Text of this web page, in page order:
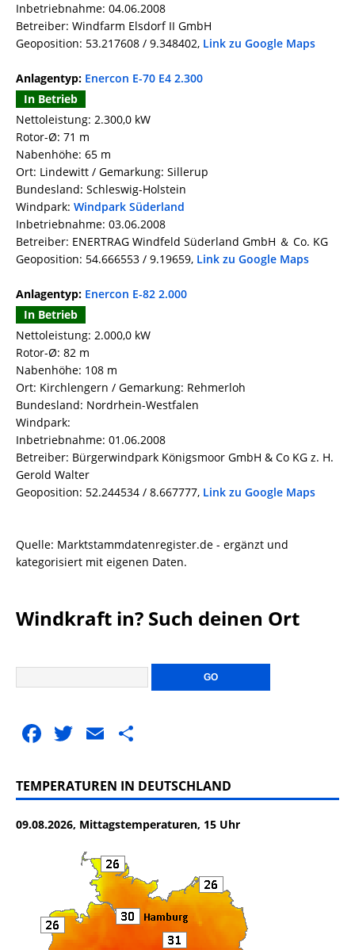
Inbetriebnahme: 04.06.2008
Betreiber: Windfarm Elsdorf II GmbH
Geoposition: 53.217608 / 9.348402, Link zu Google Maps
Anlagentyp: Enercon E-70 E4 2.300
In Betrieb
Nettoleistung: 2.300,0 kW
Rotor-Ø: 71 m
Nabenhöhe: 65 m
Ort: Lindewitt / Gemarkung: Sillerup
Bundesland: Schleswig-Holstein
Windpark: Windpark Süderland
Inbetriebnahme: 03.06.2008
Betreiber: ENERTRAG Windfeld Süderland GmbH ＆ Co. KG
Geoposition: 54.666553 / 9.19659, Link zu Google Maps
Anlagentyp: Enercon E-82 2.000
In Betrieb
Nettoleistung: 2.000,0 kW
Rotor-Ø: 82 m
Nabenhöhe: 108 m
Ort: Kirchlengern / Gemarkung: Rehmerloh
Bundesland: Nordrhein-Westfalen
Windpark:
Inbetriebnahme: 01.06.2008
Betreiber: Bürgerwindpark Königsmoor GmbH & Co KG z. H.
Gerold Walter
Geoposition: 52.244534 / 8.667777, Link zu Google Maps
Quelle: Marktstammdatenregister.de - ergänzt und
kategorisiert mit eigenen Daten.
Windkraft in? Such deinen Ort
F
c
e
b
k
T
it
te
r
E
ai
l
le
n
TEMPERATUREN IN DEUTSCHLAND
09.08.2026, Mittagstemperaturen, 15 Uhr